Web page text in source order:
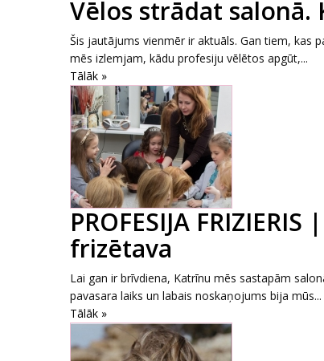
Vēlos strādat salonā.
Šis jautājums vienmēr ir aktuāls. Gan tiem, kas
mēs izlemjam, kādu profesiju vēlētos apgūt,...
Tālāk »
PROFESIJA
frizētava
Lai gan ir brīvdiena, Katrīnu mēs sastapām
pavasara laiks un labais noskaņojums bija mūs...
Tālāk »